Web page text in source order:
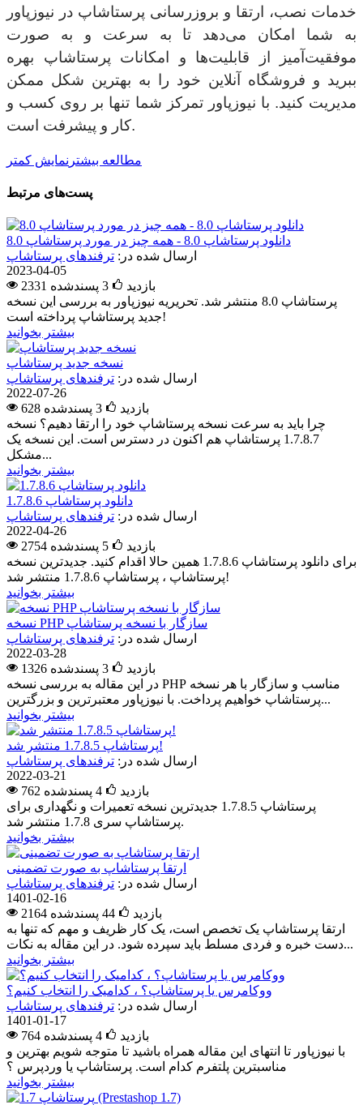
خدمات نصب، ارتقا و بروزرسانی پرستاشاپ در نیوزپاور
به شما امکان می‌دهد تا به سرعت و به صورت
موفقیت‌آمیز از قابلیت‌ها و امکانات پرستاشاپ بهره
ببرید و فروشگاه آنلاین خود را به بهترین شکل ممکن
مدیریت کنید. با نیوزپاور تمرکز شما تنها بر روی کسب و
کار و پیشرفت است.
مطالعه بیشتر نمایش کمتر
پست‌های مرتبط
دانلود پرستاشاپ 8.0 - همه چیز در مورد پرستاشاپ 8.0
ارسال شده در: ترفندهای پرستاشاپ
2023-04-05
2331 بازدید
3 پسندشده
پرستاشاپ 8.0 منتشر شد. تحریریه نیوزپاور به بررسی این نسخه
جدید پرستاشاپ پرداخته است!
بیشتر بخوانید
نسخه جدید پرستاشاپ
ارسال شده در: ترفندهای پرستاشاپ
2022-07-26
628 بازدید
3 پسندشده
چرا باید به سرعت نسخه پرستاشاپ خود را ارتقا دهیم؟ نسخه
1.7.8.7 پرستاشاپ هم اکنون در دسترس است. این نسخه یک
مشکل...
بیشتر بخوانید
دانلود پرستاشاپ 1.7.8.6
ارسال شده در: ترفندهای پرستاشاپ
2022-04-26
2754 بازدید
5 پسندشده
برای دانلود پرستاشاپ 1.7.8.6 همین حالا اقدام کنید. جدیدترین نسخه
پرستاشاپ ، پرستاشاپ 1.7.8.6 منتشر شد!
بیشتر بخوانید
نسخه PHP سازگار با نسخه پرستاشاپ
ارسال شده در: ترفندهای پرستاشاپ
2022-03-28
1326 بازدید
3 پسندشده
در این مقاله به بررسی نسخه PHP مناسب و سازگار با هر نسخه
پرستاشاپ خواهیم پرداخت. با نیوزپاور معتبرترین و بزرگترین...
بیشتر بخوانید
پرستاشاپ 1.7.8.5 منتشر شد!
ارسال شده در: ترفندهای پرستاشاپ
2022-03-21
762 بازدید
4 پسندشده
پرستاشاپ 1.7.8.5 جدیدترین نسخه تعمیرات و نگهداری برای
پرستاشاپ سری 1.7.8 منتشر شد.
بیشتر بخوانید
ارتقا پرستاشاپ به صورت تضمینی
ارسال شده در: ترفندهای پرستاشاپ
1401-02-16
2164 بازدید
44 پسندشده
ارتقا پرستاشاپ یک تخصص است، یک کار ظریف و مهم که تنها به
دست خبره و فردی مسلط باید سپرده شود. در این مقاله به نکات...
بیشتر بخوانید
ووکامرس یا پرستاشاپ؟ ، کدامیک را انتخاب کنیم؟
ارسال شده در: ترفندهای پرستاشاپ
1401-01-17
764 بازدید
4 پسندشده
با نیوزپاور تا انتهای این مقاله همراه باشید تا متوجه شویم بهترین و
مناسبترین پلتفرم کدام است. پرستاشاپ یا وردپرس ؟
بیشتر بخوانید